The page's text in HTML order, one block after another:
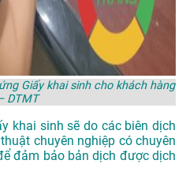
Giấy khai sinh cho khách hàng
DTMT
khai sinh sẽ do các biên dịch
chuyên nghiệp có chuyên
đảm bảo bản dịch được dịch